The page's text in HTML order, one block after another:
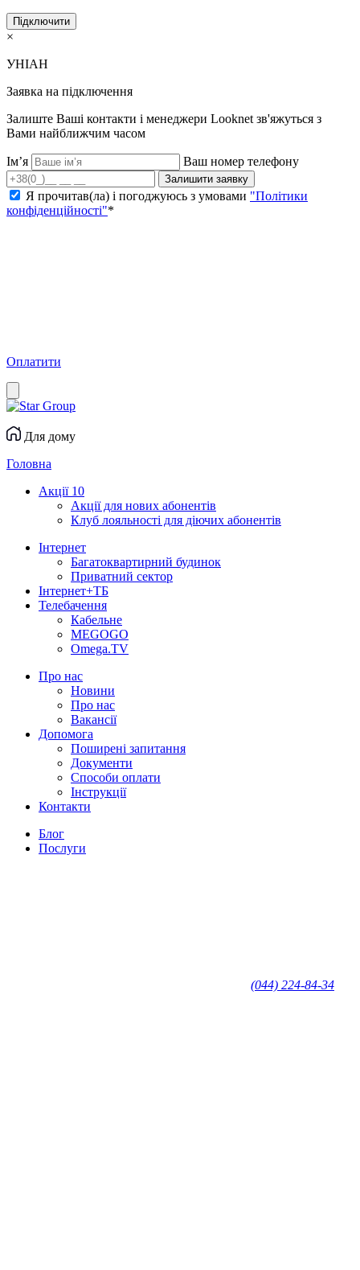
Підключити
×
УНІАН
Заявка на підключення
Залиште Ваші контакти і менеджери Looknet зв'яжуться з
Вами найближчим часом
Ім’я Ваш номер телефону
Залишити заявку
Я прочитав(ла) і погоджуюсь з умовами "Політики
конфіденційності"*
Оплатити
Для дому
Головна
Акції 10
Акції для нових абонентів
Клуб лояльності для діючих абонентів
Інтернет
Багатоквартирний будинок
Приватний сектор
Інтернет+ТБ
Телебачення
Кабельне
MEGOGO
Omega.TV
Про нас
Новини
Про нас
Вакансії
Допомога
Поширені запитання
Документи
Способи оплати
Інструкції
Контакти
Блог
Послуги
(044) 224-84-34